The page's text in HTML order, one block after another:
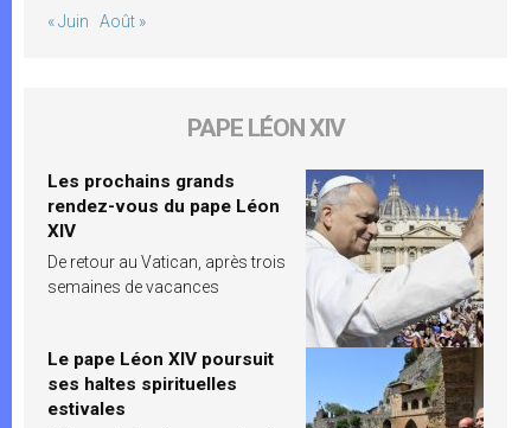
« Juin Août »
PAPE LÉON XIV
Les prochains grands
rendez-vous du pape Léon
XIV
De retour au Vatican, après trois
semaines de vacances
Le pape Léon XIV poursuit
ses haltes spirituelles
estivales